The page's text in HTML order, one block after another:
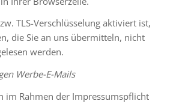
TLS-Verschlüsselung aktiviert ist,
die Sie an uns übermitteln, nicht
werden.
Werbe-E-Mails
im Rahmen der Impressumspflicht